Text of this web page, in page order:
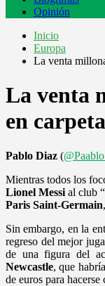
Opinión
Inicio
Europa
La venta
La venta
en
Pablo Diaz (
Mientras todos los
Lionel Messi al club “
Paris Saint-Germain
Sin embargo, en la
regreso del mejor
de una figura del
Newcastle, que
de euros para